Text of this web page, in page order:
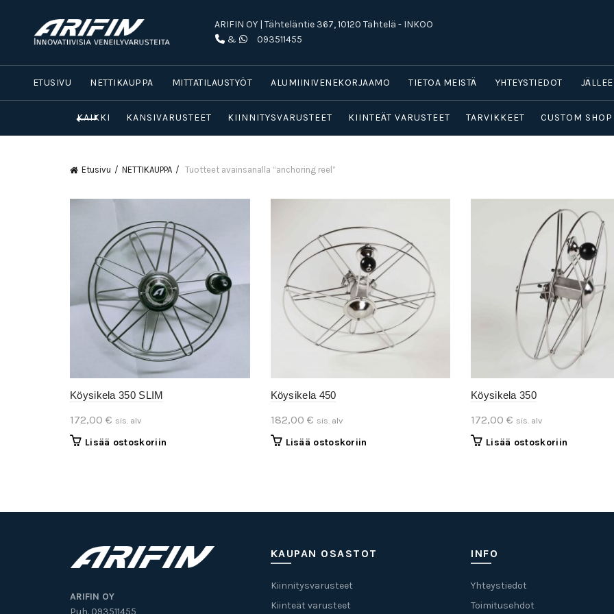
ARIFIN OY | Tähteläntie 367, 10120 Tähtelä - INKOO
&
093511455
ETUSIVU NETTIKAUPPA MITTATILAUSTYÖT ALUMIINIVENEKORJAAMO TIETOA MEISTÄ YHTEYSTIEDOT
KAIKKI KANSIVARUSTEET KIINNITYSVARUSTEET KIINTEÄT VARUSTEET TARVIKKEET CUSTOM SHOP
Etusivu NETTIKAUPPA Tuotteet avainsanalla “anchoring reel”
Köysikela 350 SLIM
172,00 € sis. alv
Lisää ostoskoriin
Köysikela 450
182,00 € sis. alv
Lisää ostoskoriin
Köysikela 350
172,00 € sis. alv
Lisää ostoskoriin
ARIFIN OY
KAUPAN OSASTOT
Kiinnitysvarusteet
Kiinteät varusteet
INFO
Yhteystiedot
Toimitusehdot